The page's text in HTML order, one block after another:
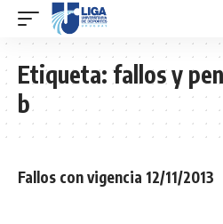
Etiqueta:fallos y
b
Fallos con vigencia 12/11/2013